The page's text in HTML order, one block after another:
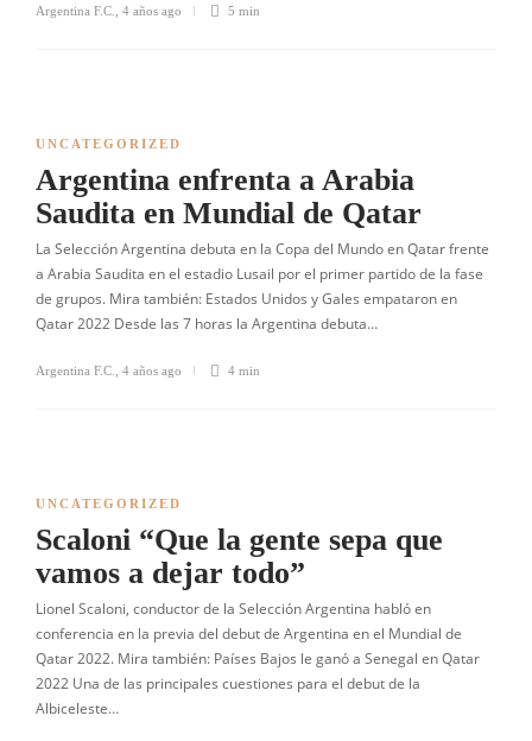
Argentina F.C. 4 años ago 5 min
UNCATEGORIZED
Argentina enfrenta a Arabia
Saudita en Mundial de Qatar
La Selección Argentina debuta en la Copa del Mundo en Qatar frente
a Arabia Saudita en el estadio Lusail por el primer partido de la fase
de grupos. Mira también: Estados Unidos y Gales empataron en
Qatar 2022 Desde las 7 horas la Argentina debuta…
Argentina F.C. 4 años ago 4 min
UNCATEGORIZED
Scaloni “Que la gente sepa que
vamos a dejar todo”
Lionel Scaloni, conductor de la Selección Argentina habló en
conferencia en la previa del debut de Argentina en el Mundial de
Qatar 2022. Mira también: Países Bajos le ganó a Senegal en Qatar
2022 Una de las principales cuestiones para el debut de la
Albiceleste…